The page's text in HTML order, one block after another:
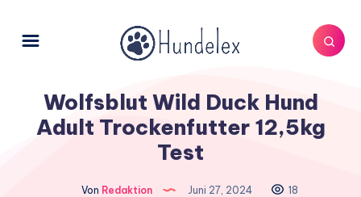
Wolfsblut Wild Duck Hund
Adult Trockenfutter 12,5kg
Test
Von Redaktion Juni 27, 2024 18